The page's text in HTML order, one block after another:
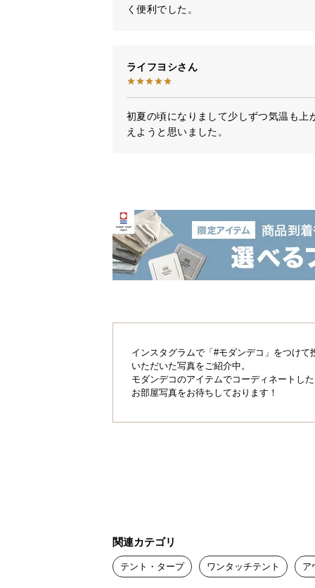
く便利でした。
ライフヨシ
初夏の頃になりまして少しずつ気温も
えようと思いました。
インスタグラムで「#モダンデコ」をつけて
いただいた写真をご紹介中。
モダンデコのアイテムでコーディネートし
お部屋写真をお待ちしております！
関連カテゴリ
テント・タープ ワンタッチテント ア